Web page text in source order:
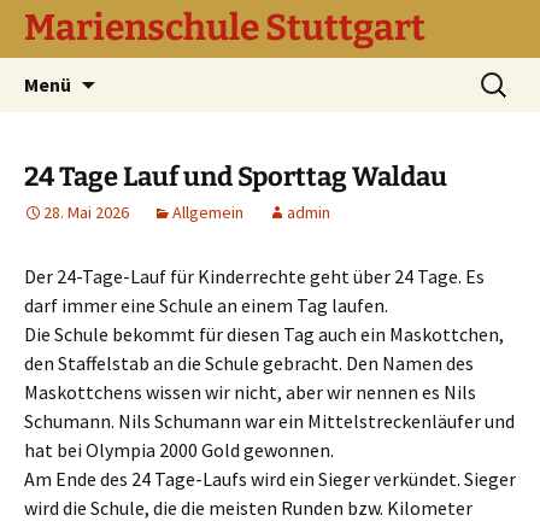
Marienschule Stuttgart
Menü
Suchen
nach:
24 Tage Lauf und Sporttag Waldau
28. Mai 2026 Allgemein admin
Der 24-Tage-Lauf für Kinderrechte geht über 24 Tage. Es
darf immer eine Schule an einem Tag laufen.
Die Schule bekommt für diesen Tag auch ein Maskottchen,
den Staffelstab an die Schule gebracht. Den Namen des
Maskottchens wissen wir nicht, aber wir nennen es Nils
Schumann. Nils Schumann war ein Mittelstreckenläufer und
hat bei Olympia 2000 Gold gewonnen.
Am Ende des 24 Tage-Laufs wird ein Sieger verkündet. Sieger
wird die Schule, die die meisten Runden bzw. Kilometer